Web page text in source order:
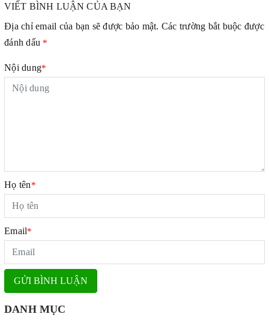
VIẾT BÌNH LUẬN CỦA BẠN
Địa chỉ email của bạn sẽ được bảo mật. Các trường bắt buộc được
đánh dấu *
Nội dung*
Họ tên*
Email*
GỬI BÌNH LUẬN
DANH MỤC